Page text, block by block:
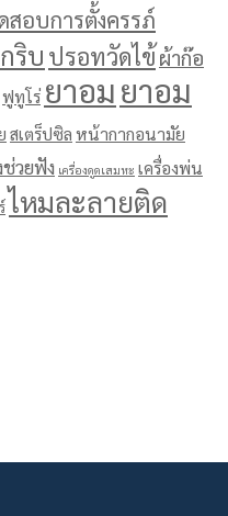
อบการตั้งครรภ์
ริบ ปรอทวัดไข้ผ้าก๊อ
ฟูทูโร่ ยาอมยาอม
สเตร็ปซิลหน้ากากอนามัย
ช่วยฟัง เครื่องดูดเสมหะ เครื่องพ่น
ไหมละลายติด